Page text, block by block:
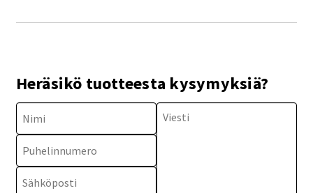
Heräsikö tuotteesta kysymyksiä?